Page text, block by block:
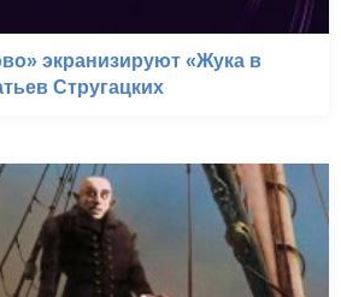
экранизируют «Жука в
Стругацких